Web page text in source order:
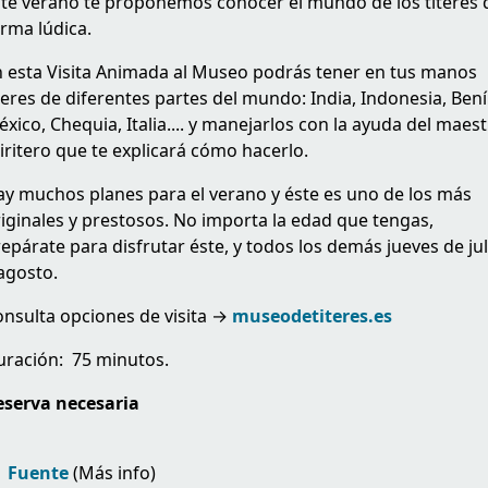
lúdica.
esta Visita Animada al Museo podrás tener en tus manos
de diferentes partes del mundo: India, Indonesia,
Chequia, Italia.... y manejarlos con la ayuda del
que te explicará cómo hacerlo.
muchos planes para el verano y éste es uno de los más
y prestosos. No importa la edad que tengas,
para disfrutar éste, y todos los demás jueves de
opciones de visita → museodetiteres.es
75 minutos.
necesaria
Fuente(Más info)